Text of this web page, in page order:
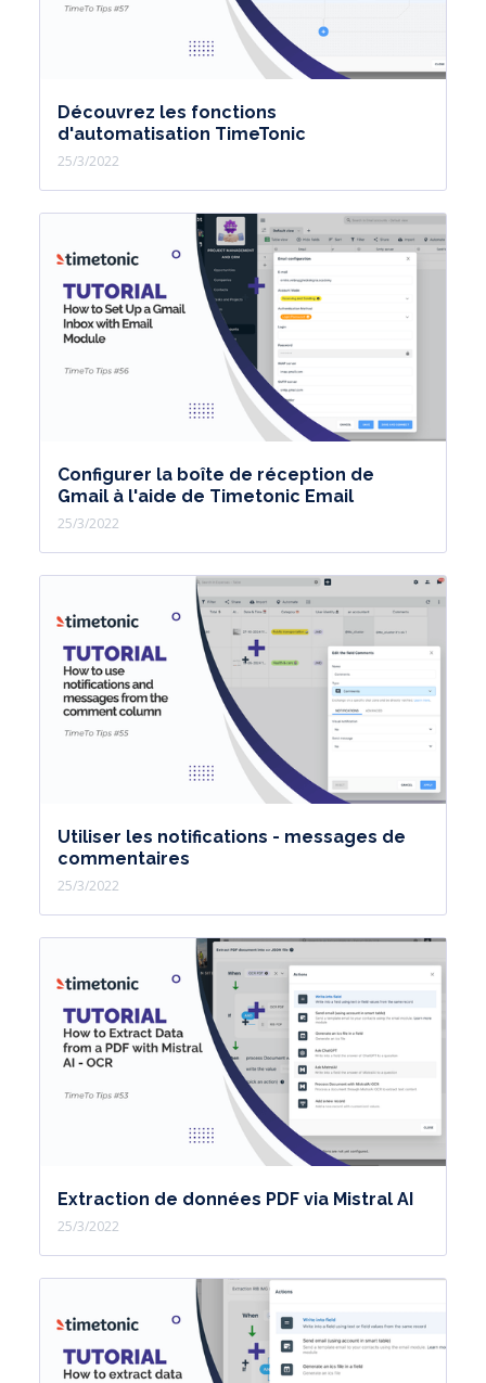
Découvrez les fonctions
d'automatisation TimeTonic
25/3/2022
Configurer la boîte de réception de
Gmail à l'aide de Timetonic Email
25/3/2022
Utiliser les notifications - messages de
commentaires
25/3/2022
Extraction de données PDF via Mistral AI
25/3/2022